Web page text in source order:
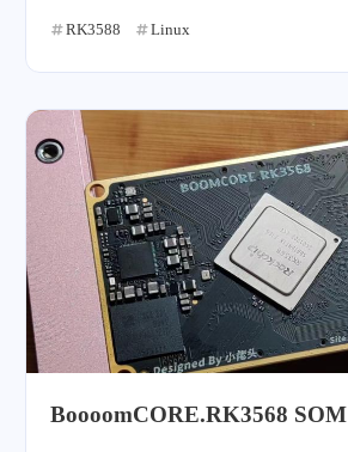
RK3588 Linux
BoooomCORE.RK3568 SOM